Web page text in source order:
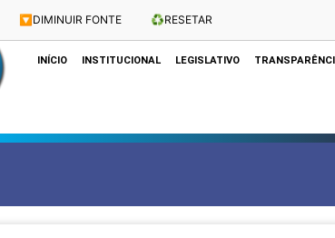
🔽 DIMINUIR FONTE ♻️RESETAR
Dias e Horários das Sessões: Terças e Quartas às 10h
INÍCIO INSTITUCIONAL LEGISLATIVO